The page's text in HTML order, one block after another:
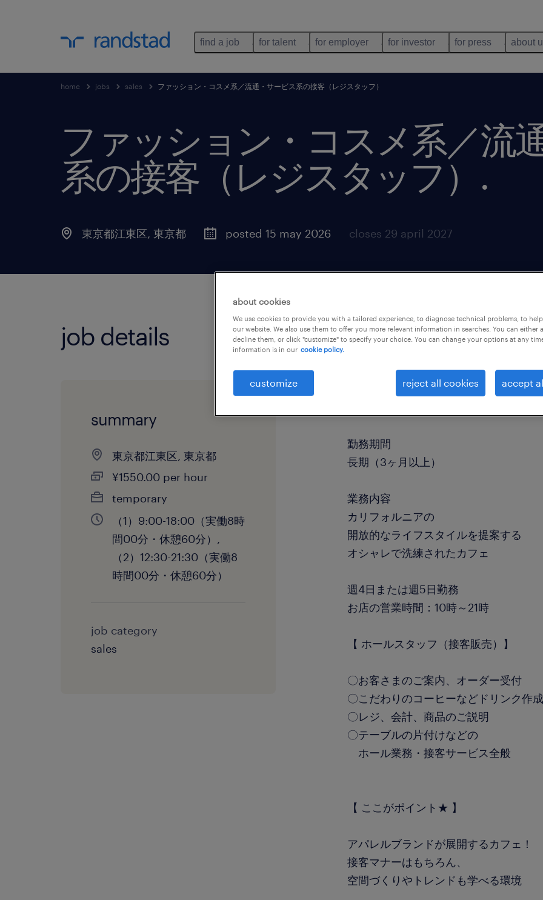
find a job for talent for employer for investor for press about
home jobs sales ファッション・コスメ系／流通・サービス系の接客（レジスタッフ）
ファッション・コスメ系／流
系の接客（レジスタッフ） .
東京都江東区, 東京都 posted 15 may 2026 closes 29 april 2027
job details
summary
東京都江東区, 東京都
¥1550.00 per hour
temporary
（1）9:00-18:00（実働8時
間00分・休憩60分）,
（2）12:30-21:30（実働8
時間00分・休憩60分）
job category
sales
勤務期間
長期（3ヶ月以上）
業務内容
カリフォルニアの
開放的なライフスタイルを提案する
オシャレで洗練されたカフェ
週4日または週5日勤務
お店の営業時間：10時～21時
【 ホールスタッフ（接客販売）】
〇お客さまのご案内、オーダー受付
〇こだわりのコーヒーなどドリンク作
〇レジ、会計、商品のご説明
〇テーブルの片付けなどの
ホール業務・接客サービス全般
【 ここがポイント★ 】
アパレルブランドが展開するカフェ！
接客マナーはもちろん、
空間づくりやトレンドも学べる環境
about cookies
We use cookies to provide you with a tailored experience, to diagnose technical problems, to
our website. We also use them to offer you more relevant information in searches. You can either
decline them, or click "customize" to specify your choice. You can change your options at any
information is in our cookie policy.
customize reject all cookies accept